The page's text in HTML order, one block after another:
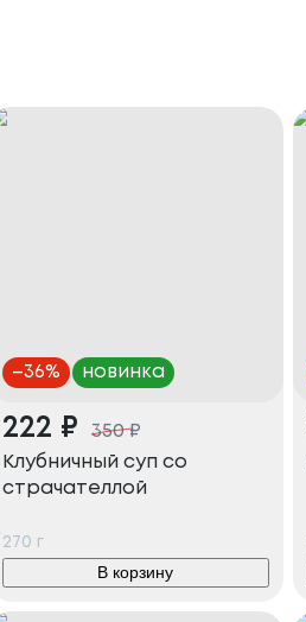
–36% новинка
222 ₽ 350₽
Клубничный суп со
страчателлой
270 г
В корзину